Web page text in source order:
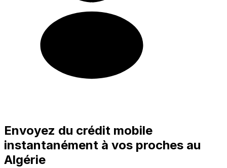
Envoyez du crédit mobile
instantanément à vos proches au
Algérie